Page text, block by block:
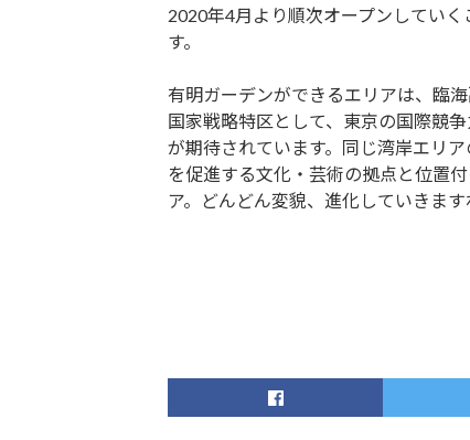
2020年4月より順次オープンしていく
す。
有明ガーデンができるエリアは、臨海
国家戦略特区として、東京の国際競
が期待されています。同じ湾岸エリ
を促進する文化・芸術の拠点と位置
ア。どんどん変貌、進化していきます